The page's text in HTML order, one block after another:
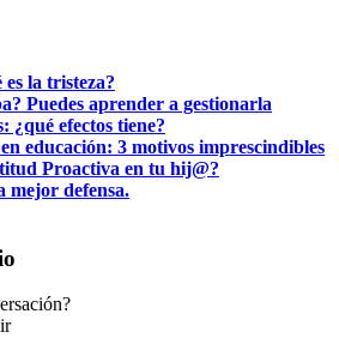
es la tristeza?
Puedes aprender a gestionarla
¿qué efectos tiene?
educación: 3 motivos imprescindibles
Proactiva en tu hij@?
mejor defensa.